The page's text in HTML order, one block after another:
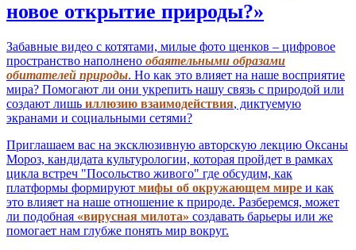
новое открытие природы?»
Забавные видео с котятами, милые фото щенков – цифровое
пространство наполнено обаятельными образами
обитателей природы. Но как это влияет на наше восприятие
мира? Помогают ли они укрепить нашу связь с природой или
создают лишь иллюзию взаимодействия, диктуемую
экранами и социальными сетями?
Приглашаем вас на эксклюзивную авторскую лекцию Оксаны
Мороз, кандидата культурологии, которая пройдет в рамках
цикла встреч "Посольство живого" где обсудим, как
платформы формируют мифы об окружающем мире и как
это влияет на наше отношение к природе. Разберемся, может
ли подобная «вирусная милота» создавать барьеры или же
помогает нам глубже понять мир вокруг.